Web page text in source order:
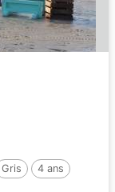
Gris 4 ans